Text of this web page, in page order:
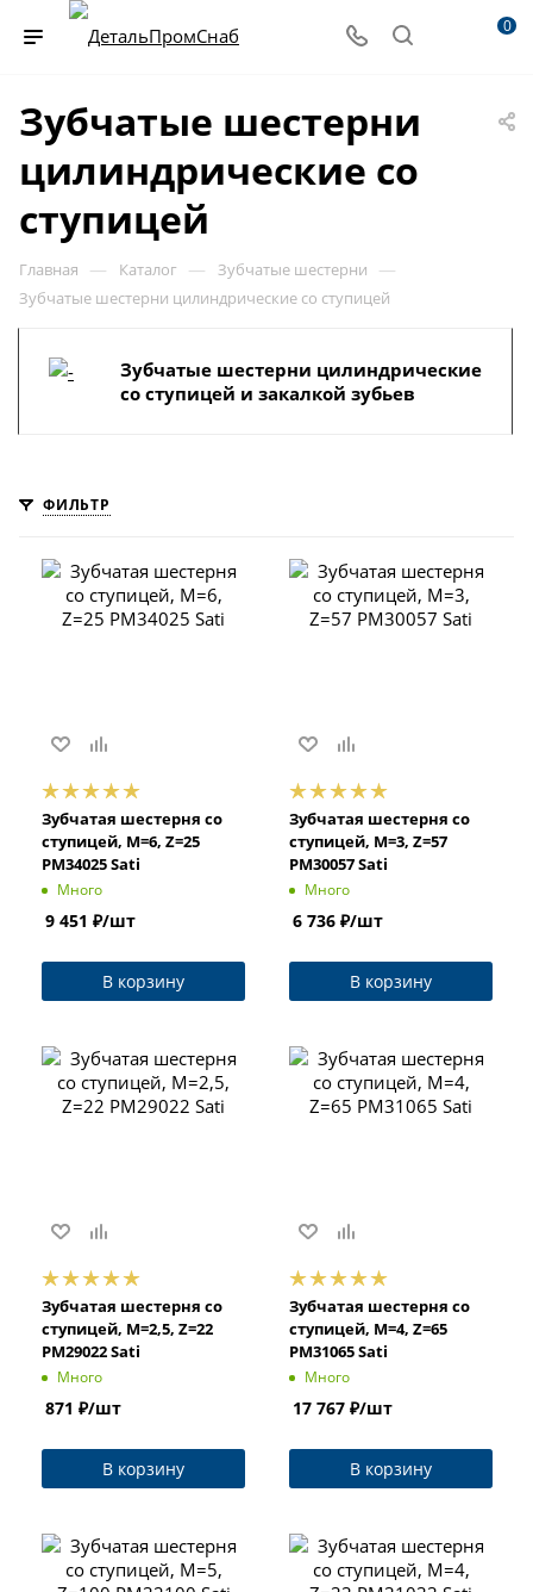
0
Зубчатые шестерни
цилиндрические со
ступицей
Главная — Каталог — Зубчатые шестерни —
Зубчатые шестерни цилиндрические со ступицей
Зубчатые шестерни цилиндрические
со ступицей и закалкой зубьев
ФИЛЬТР
Зубчатая шестерня со
ступицей, M=6, Z=25
PM34025 Sati
Много
9 451 ₽/шт
В корзину
Зубчатая шестерня со
ступицей, M=3, Z=57
PM30057 Sati
Много
6 736 ₽/шт
В корзину
Зубчатая шестерня со
ступицей, M=2,5, Z=22
PM29022 Sati
Много
871 ₽/шт
В корзину
Зубчатая шестерня со
ступицей, M=4, Z=65
PM31065 Sati
Много
17 767 ₽/шт
В корзину